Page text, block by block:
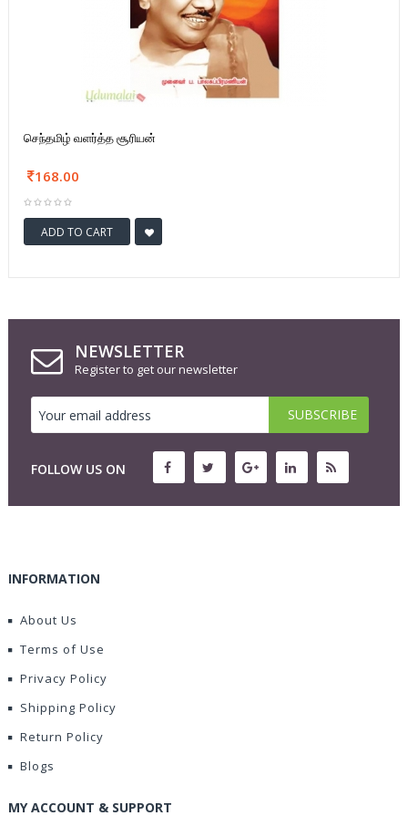
செந்தமிழ் வளர்த்த சூரியன்
168.00
ADD TO CART
NEWSLETTER
Register to get our newsletter
FOLLOW US ON
INFORMATION
About Us
Terms of Use
Privacy Policy
Shipping Policy
Return Policy
Blogs
MY ACCOUNT & SUPPORT